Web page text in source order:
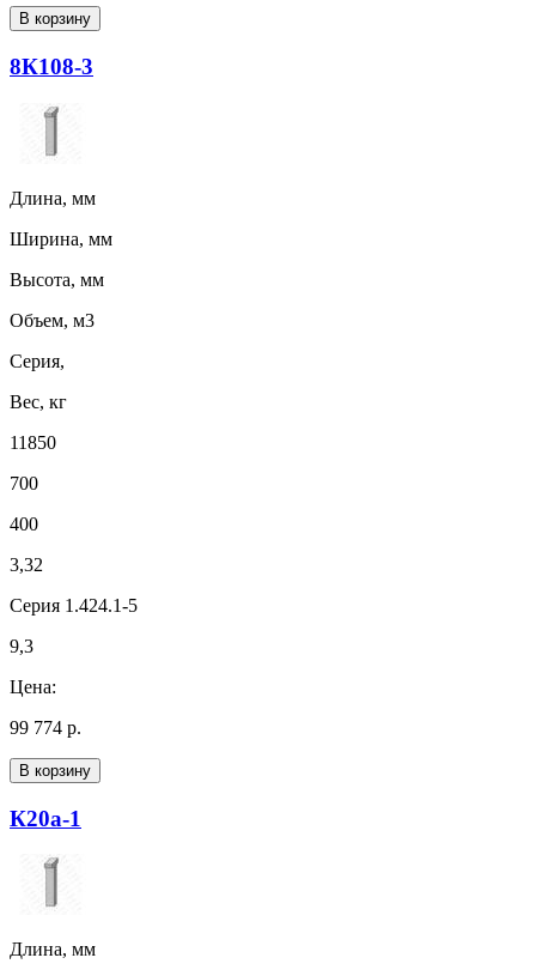
В корзину
8К108-3
Длина, мм
Ширина, мм
Высота, мм
Объем, м3
Серия,
Вес, кг
11850
700
400
3,32
Серия 1.424.1-5
9,3
Цена:
99 774 р.
В корзину
К20а-1
Длина, мм